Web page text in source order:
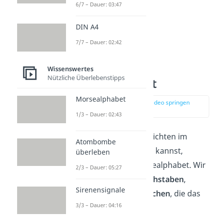
Morsealphabet
zur Stelle im Video springen
Damit du selbst Nachrichten im
Morsecode
versenden kannst,
brauchst du das Morsealphabet. Wir
Buchstaben,
ZahlenundSonderzeichen, die das
ermöglichen.
6/7 – Dauer: 03:47
DIN A4
7/7 – Dauer: 02:42
Wissenswertes
Nützliche Überlebenstipps
Morsealphabet
1/3 – Dauer: 02:43
Atombombe
überleben
2/3 – Dauer: 05:27
Sirenensignale
3/3 – Dauer: 04:16